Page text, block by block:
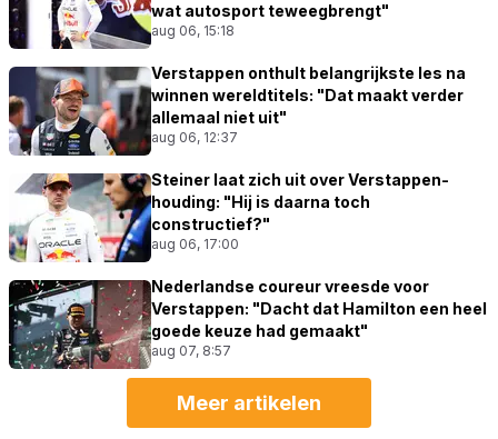
wat autosport teweegbrengt"
aug 06, 15:18
Verstappen onthult belangrijkste les na
winnen wereldtitels: "Dat maakt verder
allemaal niet uit"
aug 06, 12:37
Steiner laat zich uit over Verstappen-
houding: "Hij is daarna toch
constructief?"
aug 06, 17:00
Nederlandse coureur vreesde voor
Verstappen: "Dacht dat Hamilton een heel
goede keuze had gemaakt"
aug 07, 8:57
Meer artikelen